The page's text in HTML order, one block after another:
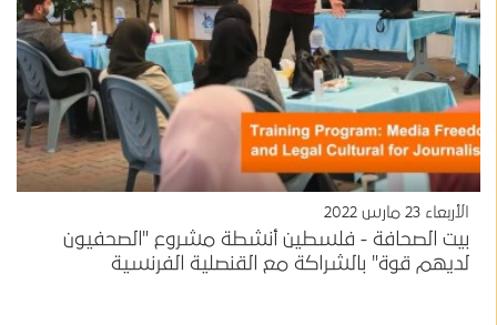
الأربعاء 23 مارس 2022
بيت الصحافة - فلسطين أنشطة مشروع "الصحفيون
لديهم قوة" بالشراكة مع القنصلية الفرنسية